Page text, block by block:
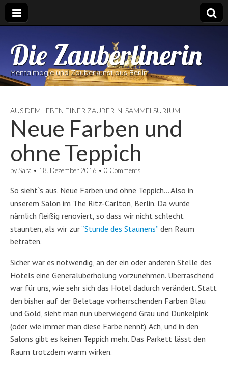
Die Zauberlinerin
Mentalmagie und Zauberkunst aus Berlin
AUS DEM LEBEN EINER ZAUBERIN SAMMELSURIUM
Neue Farben und
ohne Teppich
by Sara • 18. Dezember 2016 • 0 Comments
So sieht`s aus. Neue Farben und ohne Teppich… Also in
unserem Salon im The Ritz-Carlton, Berlin. Da wurde
nämlich fleißig renoviert, so dass wir nicht schlecht
staunten, als wir zur“Stunde des Staunens” den Raum
betraten.
Sicher war es notwendig, an der ein oder anderen Stelle des
Hotels eine Generalüberholung vorzunehmen. Überraschend
war für uns, wie sehr sich das Hotel dadurch verändert. Statt
den bisher auf der Beletage vorherrschenden Farben Blau
und Gold, sieht man nun überwiegend Grau und Dunkelpink
(oder wie immer man diese Farbe nennt). Ach, und in den
Salons gibt es keinen Teppich mehr. Das Parkett lässt den
Raum trotzdem warm wirken.